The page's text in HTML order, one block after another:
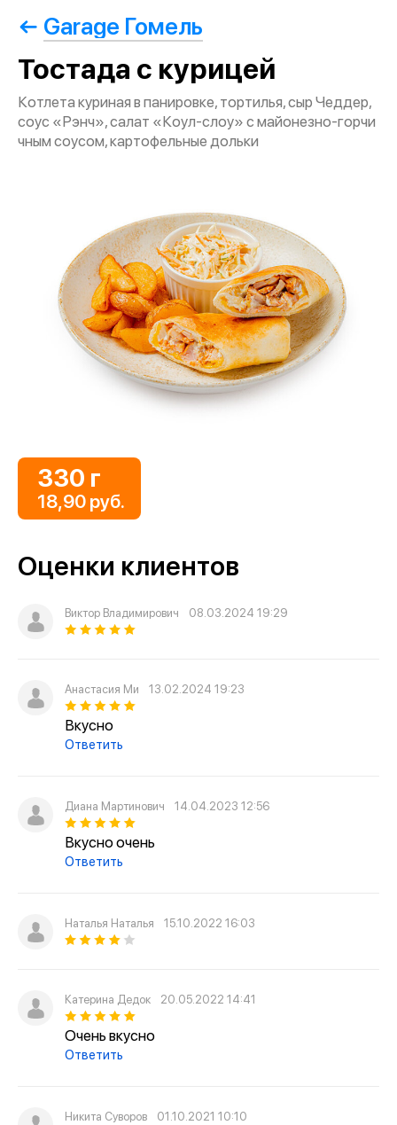
Garage Гомель
Тостада с курицей
Котлета куриная в панировке, тортилья, сыр Чеддер,
соус «Рэнч», салат «Коул-слоу» с майонезно-горчи
чным соусом, картофельные дольки
330 г
18,90 руб.
Оценки клиентов
Виктор Владимирович 08.03.2024 19:29
Анастасия Ми 13.02.2024 19:23
Вкусно
Ответить
Диана Мартинович 14.04.2023 12:56
Вкусно очень
Ответить
Наталья Наталья 15.10.2022 16:03
Катерина Дедок 20.05.2022 14:41
Очень вкусно
Ответить
Никита Суворов 01.10.2021 10:10